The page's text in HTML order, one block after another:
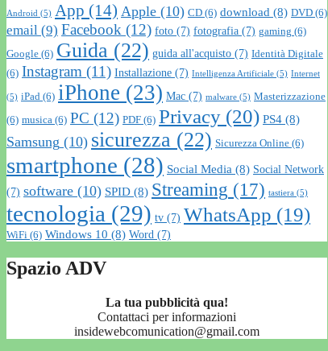
Android (5) App (14) Apple (10) CD (6) download (8) DVD (6)
email (9) Facebook (12) foto (7) fotografia (7) gaming (6)
Google (6) Guida (22) guida all'acquisto (7) Identità Digitale
(6) Instagram (11) Installazione (7) Intelligenza Artificiale (5) Internet
(5) iPad (6) iPhone (23) Mac (7) malware (5) Masterizzazione
(6) musica (6) PC (12) PDF (6) Privacy (20) PS4 (8)
Samsung (10) sicurezza (22) Sicurezza Online (6)
smartphone (28) Social Media (8) Social Network
(7) software (10) SPID (8) Streaming (17) tastiera (5)
tecnologia (29) tv (7) WhatsApp (19)
WiFi (6) Windows 10 (8) Word (7)
Spazio ADV
La tua pubblicità qua!
Contattaci per informazioni
insidewebcomunication@gmail.com